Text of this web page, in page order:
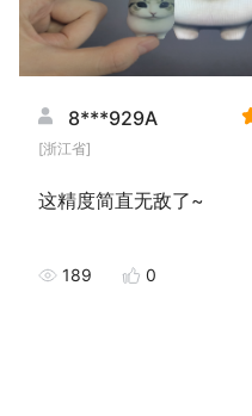
8***929A
[浙江省]
这精度简直无敌了~
189 0